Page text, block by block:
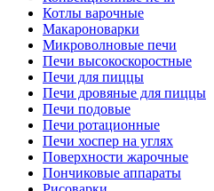
Котлы варочные
Макароноварки
Микроволновые печи
Печи высокоскоростные
Печи для пиццы
Печи дровяные для пиццы
Печи подовые
Печи ротационные
Печи хоспер на углях
Поверхности жарочные
Пончиковые аппараты